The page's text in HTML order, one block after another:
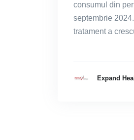
consumul din
septembrie
tratament a
Expand